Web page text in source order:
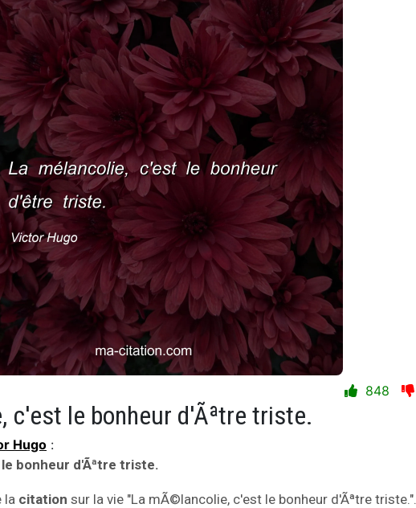
848
c'est le bonheur d'Ãªtre triste.
Hugo :
bonheur d'Ãªtre triste.
la citation sur la vie "La mÃ©lancolie, c'est le bonheur d'Ãªtre triste.".